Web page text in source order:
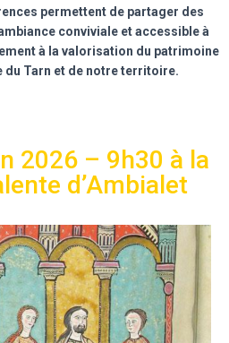
O
permettent de partager des
conviviale et accessible à
à la valorisation du patrimoine
Tarn et de notre territoire.
2026 – 9h30 à la
d’Ambialet